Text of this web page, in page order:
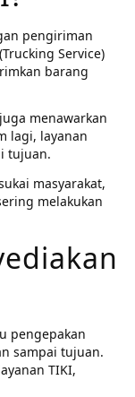
pengiriman
Service)
barang
menawarkan
lagi, layanan
tujuan.
masyarakat,
melakukan
pengepakan
sampai tujuan.
TIKI,